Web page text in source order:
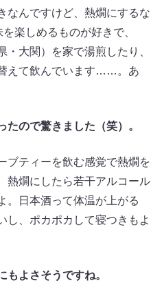
なんですけど、熱燗にするな
楽しめるものが好きで、
・大関）を家で湯煎したり、
えて飲んでいます……。あ
ので驚きました（笑）。
ブティーを飲む感覚で熱燗を
熱燗にしたら若干アルコール
。日本酒って体温が上がる
し、ポカポカして寝つきもよ
よさそうですね。